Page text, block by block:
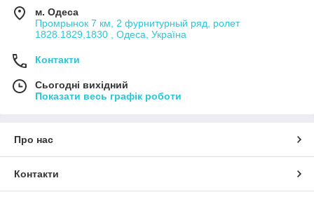
м. Одеса
Промрынок 7 км, 2 фурнитурный ряд, ролет
1828.1829,1830 , Одеса, Україна
Контакти
Сьогодні вихідний
Показати весь графік роботи
Про нас
Контакти